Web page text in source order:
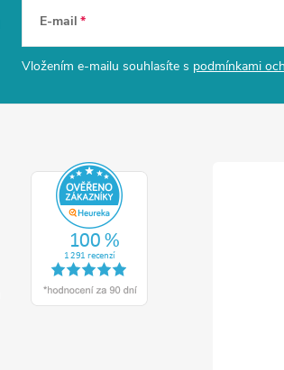
E-mail
Vložením e-mailu souhlasíte s podmínkami